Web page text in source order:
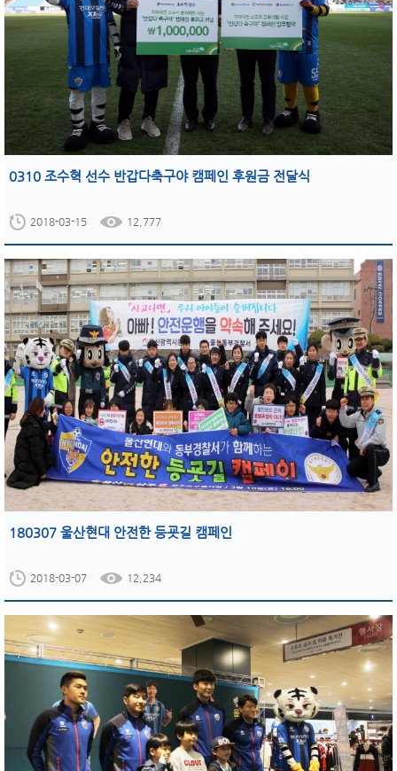
0310 조수혁 선수 반갑다축구야 캠페인 후원금 전달식
2018-03-15 12,777
180307 울산현대 안전한 등굣길 캠페인
2018-03-07 12,234